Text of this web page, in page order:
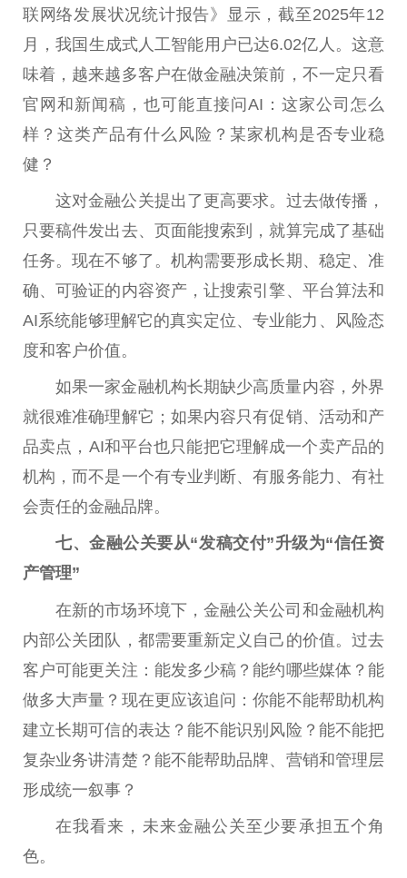
联网络发展状况统计报告》显示，截至2025年12
月，我国生成式人工智能用户已达6.02亿人。这意
味着，越来越多客户在做金融决策前，不一定只看
官网和新闻稿，也可能直接问AI：这家公司怎么
样？这类产品有什么风险？某家机构是否专业稳
健？
这对金融公关提出了更高要求。过去做传播，
只要稿件发出去、页面能搜索到，就算完成了基础
任务。现在不够了。机构需要形成长期、稳定、准
确、可验证的内容资产，让搜索引擎、 平台算法和
AI系统能够理解它的真实定位、专业能力、风险态
度和客户价值。
如果一家金融机构长期缺少高质量内容，外界
就很难准确理解它；如果内容只有促销、活动和产
品卖点，AI和平台也只能把它理解成一个卖产品的
机构，而不是一个有专业判断、有服务能力、有社
会责任的金融品牌。
七、金融公关要从“发稿交付”升级为“信任资
产管理”
在新的市场环境下， 金融公关公司和金融机构
内部公关团队，都需要重新定义自己的价值。过去
客户可能更关注：能发多少稿？能约哪些媒体？能
做多大声量？现在更应该追问：你能不能帮助机构
建立长期可信的表达？能不能识别风险？能不能把
复杂业务讲清楚？能不能帮助品牌、营销和管理层
形成统一叙事？
在我看来，未来金融公关至少要承担五个角
色。